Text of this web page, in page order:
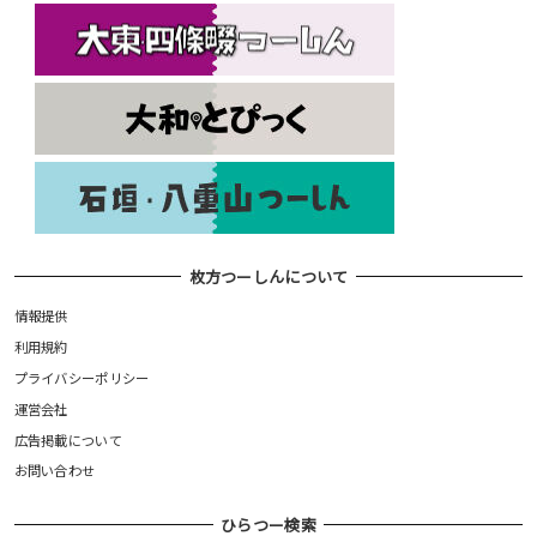
枚方つーしんについて
情報提供
利用規約
プライバシーポリシー
運営会社
広告掲載について
お問い合わせ
ひらつー検索